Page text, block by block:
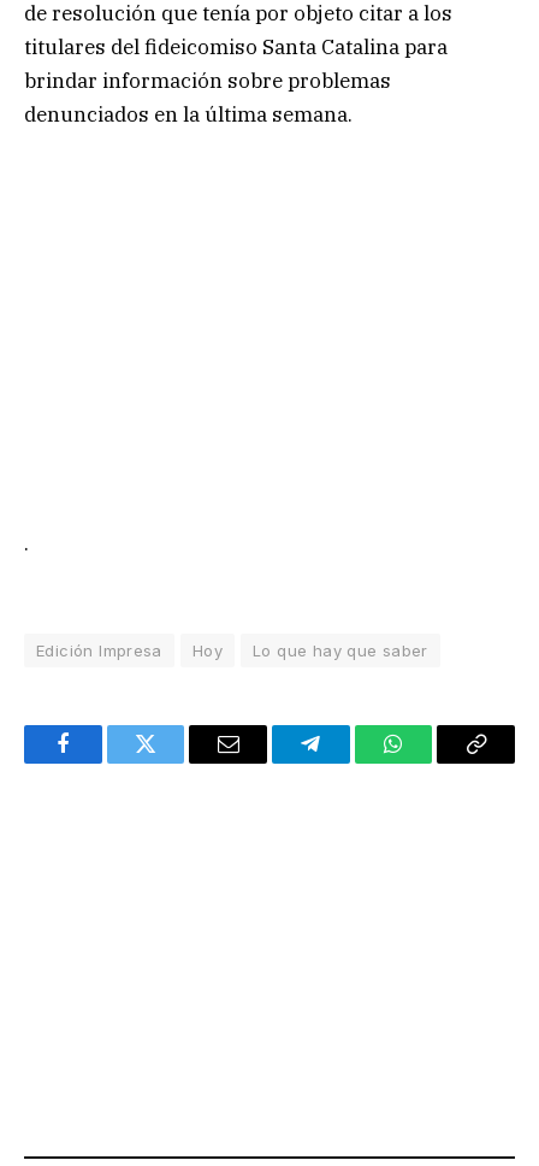
de resolución que tenía por objeto citar a los
titulares del fideicomiso Santa Catalina para
brindar información sobre problemas
denunciados en la última semana.
.
Edición Impresa Hoy Lo que hay que saber
FacebookTwitter Email TelegramWhatsAppCopy